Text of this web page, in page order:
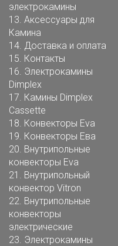
электрокамины
13. Аксессуары для
Камина
14. Доставка и оплата
15. Контакты
16. Электрокамины
Dimplex
17. Камины Dimplex
Cassette
18. Конвекторы Eva
19. Конвекторы Ева
20. Внутрипольные
конвекторы Eva
21. Внутрипольный
конвектор Vitron
22. Внутрипольные
конвекторы
электрические
23. Электрокамины